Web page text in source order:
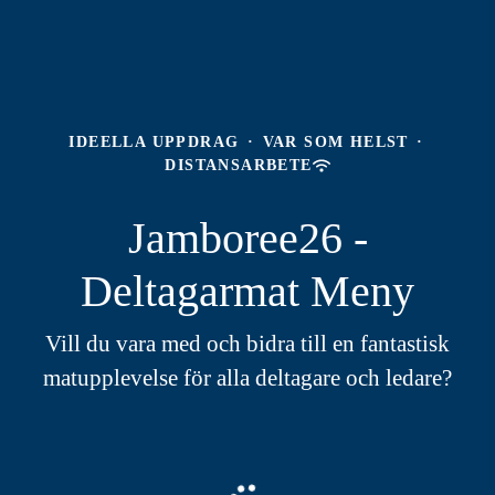
IDEELLA UPPDRAG · VAR SOM HELST ·
DISTANSARBETE
Jamboree26 -
Deltagarmat Meny
Vill du vara med och bidra till en fantastisk
matupplevelse för alla deltagare och ledare?